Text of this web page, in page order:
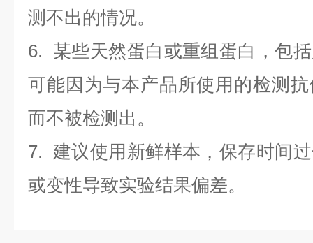
测不出的情况。
6. 某些天然蛋白或重组蛋白，包
可能因为与本产品所使用的检测
而不被检测出。
7. 建议使用新鲜样本，保存时间
或变性导致实验结果偏差。